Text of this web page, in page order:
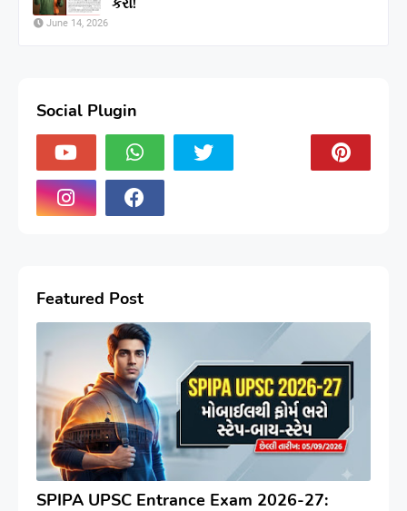
June 14, 2026
Social Plugin
Featured Post
SPIPA UPSC Entrance Exam 2026-27: